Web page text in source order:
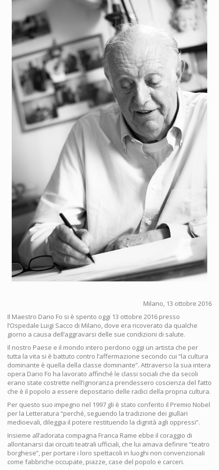
Milano, 13 ottobre 2016
Il Maestro Dario Fo si è spento oggi 13 ottobre 2016 presso
l’Ospedale Luigi Sacco di Milano, dove era ricoverato da qualche
giorno a causa dell’aggravarsi delle sue condizioni di salute.
Il nostro Paese e il mondo intero perdono oggi un artista che per
tutta la vita si è battuto contro l’affermazione secondo cui “la cultura
dominante è quella della classe dominante”. Attraverso la sua intera
opera Dario Fo ha lavorato affinché le classi sociali che da secoli
erano state costrette nell’ignoranza prendessero coscienza del fatto
che è il popolo a essere depositario delle radici della propria cultura.
Per questo suo impegno nel 1997 gli è stato conferito il Premio Nobel
per la Letteratura “perché, seguendo la tradizione dei giullari
medioevali, dileggia il potere restituendo la dignità agli oppressi”.
Insieme all’adorata compagna Franca Rame ebbe il coraggio di
allontanarsi dai circuiti teatrali ufficiali, che lui amava definire “teatro
borghese”, per portare i loro spettacoli in luoghi non convenzionali
come fabbriche occupate, piazze, case del popolo e carceri.